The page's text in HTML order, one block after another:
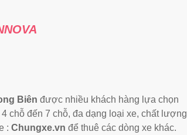
Biên được nhiều khách hàng lựa chọn
chỗ đến 7 chỗ, đa dạng loại xe, chất lượng
: Chungxe.vn để thuê các dòng xe khác.